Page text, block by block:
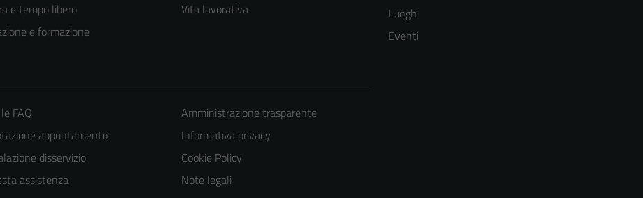
e tempo libero
e formazione
Vita lavorativa
Luoghi
Eventi
FAQ
appuntamento
disservizio
assistenza
Amministrazione trasparente
Informativa privacy
Cookie Policy
Note legali